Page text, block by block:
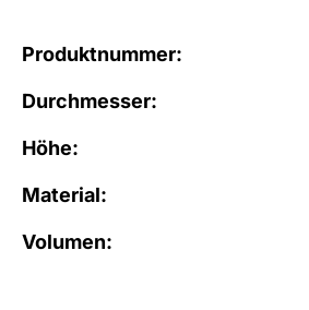
Produktnummer:
Durchmesser:
Höhe:
Material:
Volumen: